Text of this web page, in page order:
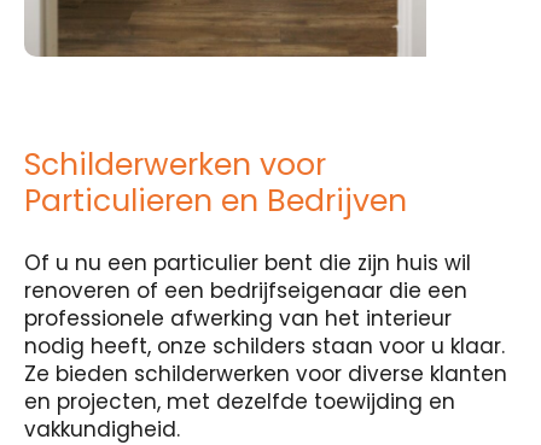
Schilderwerken voor
Particulieren en Bedrijven
Of u nu een particulier bent die zijn huis wil
renoveren of een bedrijfseigenaar die een
professionele afwerking van het interieur
nodig heeft, onze schilders staan voor u klaar.
Ze bieden schilderwerken voor diverse klanten
en projecten, met dezelfde toewijding en
vakkundigheid.